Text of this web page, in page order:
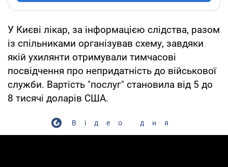
У Києві лікар, за інформацією слідства, разом
із спільниками організував схему, завдяки
якій ухилянти отримували тимчасові
посвідчення про непридатність до військової
служби. Вартість "послуг" становила від 5 до
8 тисячі доларів США.
Відео дня